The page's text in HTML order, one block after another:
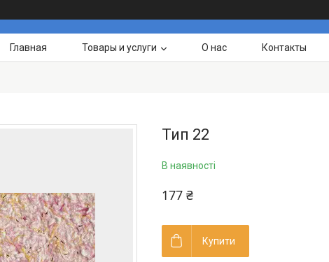
Главная Товары и услуги О нас Контакты
Тип 22
В наявності
177 ₴
Купити